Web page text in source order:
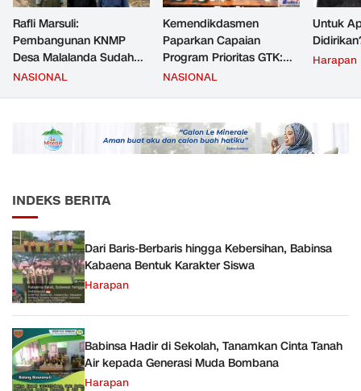
Rafli Marsuli:
Pembangunan KNMP
Desa Malalanda Sudah
Mencapai 69 Persen dan
JMD dan JMF
NASIONAL
Kemendikdasmen
Paparkan Capaian
Program Prioritas GTK:
Kompetensi Meningkat,
NASIONAL
Untuk
Harapan
INDEKS BERITA
Dari Baris-Berbaris hingga Kebersihan, Babinsa
Kabaena Bentuk Karakter Siswa
Harapan
Babinsa Hadir di Sekolah, Tanamkan Cinta Tanah
Air kepada Generasi Muda Bombana
Harapan